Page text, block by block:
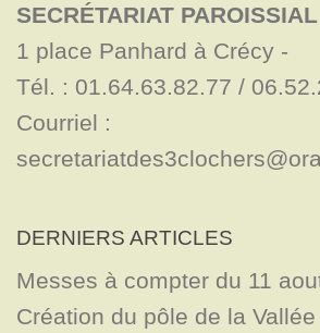
SECRÉTARIAT PAROISSIAL
1 place Panhard à Crécy -
Tél. : 01.64.63.82.77 /
Courriel :
DERNIERS ARTICLES
Messes à compter du 11
Création du pôle de la